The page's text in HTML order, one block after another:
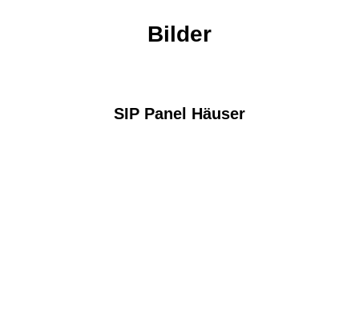
Bilder
SIP Panel Häuser